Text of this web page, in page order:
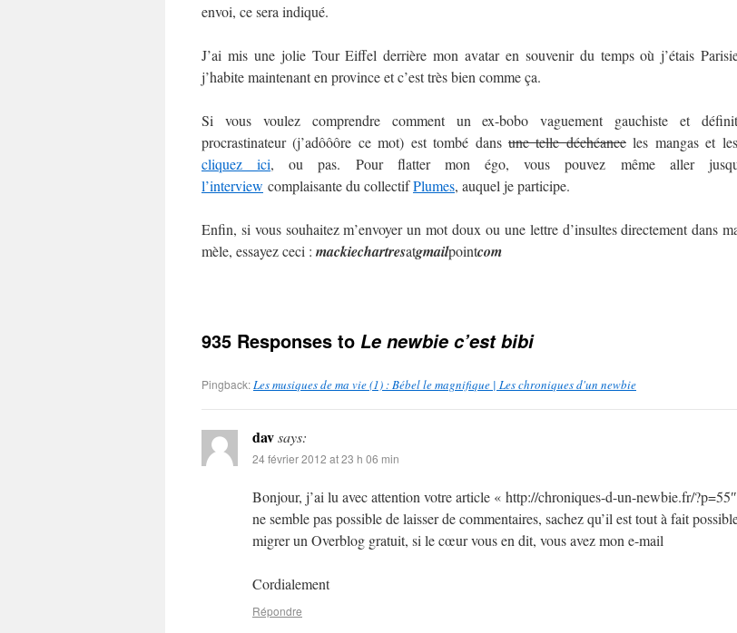
envoi, ce sera indiqué.
J’ai mis une jolie Tour Eiffel derrière mon avatar en souvenir du temps où j’étais
j’habite maintenant en province et c’est très bien comme ça.
Si vous voulez comprendre comment un ex-bobo vaguement gauchiste et
procrastinateur (j’adôôôre ce mot) est tombé dans une telle déchéanceles mangas et
cliquez ici, ou pas. Pour flatter mon égo, vous pouvez même aller
l’interview complaisante du collectifPlumes, auquel je participe.
Enfin, si vous souhaitez m’envoyer un mot doux ou une lettre d’insultes directement dans
mèle, essayez ceci : mackiechartresatgmailpointcom
935 Responses to Le newbie c’est bibi
Pingback:Les musiques de ma vie (1) : Bébel le magnifique | Les chroniques d'un newbie
davsays:
24 février 2012 at 23 h 06 min
Bonjour, j’ai lu avec attention votre article « http://chroniques-d-un-newbie.fr/
ne semble pas possible de laisser de commentaires, sachez qu’il est tout à fait
migrer un Overblog gratuit, si le cœur vous en dit, vous avez mon e-mail
Cordialement
Répondre